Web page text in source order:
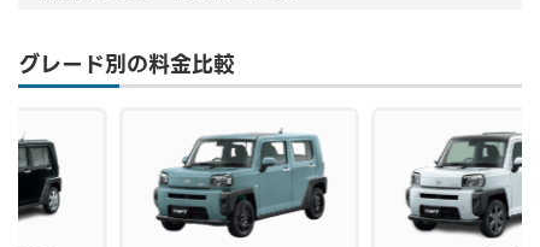
グレード別の料金比較